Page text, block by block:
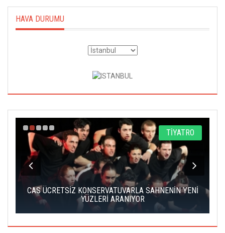
HAVA DURUMU
TİYATRO
CAS ÜCRETSİZ KONSERVATUVARLA SAHNENİN YENİ
YÜZLERİ ARANIYOR